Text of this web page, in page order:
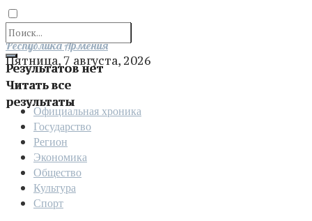
Результатов нет
Читать все
результаты
Отправить
Республика Армения
Пятница, 7 августа, 2026
Официальная хроника
Государство
Регион
Экономика
Общество
Культура
Спорт